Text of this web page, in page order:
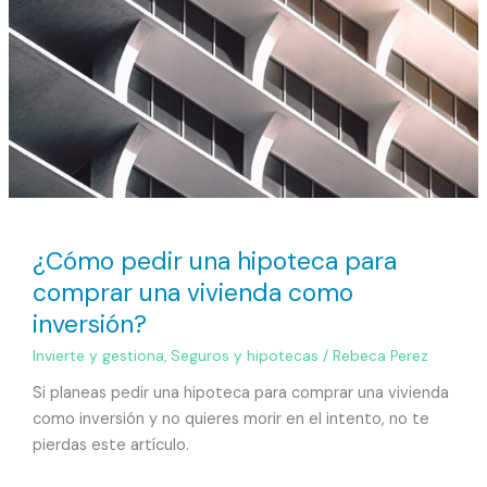
¿Cómo pedir una hipoteca para
comprar una vivienda como
inversión?
Invierte y gestiona, Seguros y hipotecas / Rebeca Perez
Si planeas pedir una hipoteca para comprar una vivienda
como inversión y no quieres morir en el intento, no te
pierdas este artículo.